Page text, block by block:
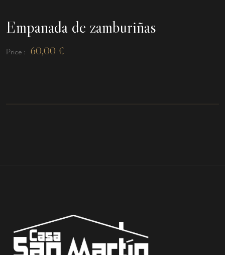
Empanada de zamburiñas
Price : 60,00 €